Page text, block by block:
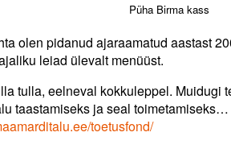
Püha Birma kass
olen pidanud ajaraamatud aastast
leiad ülevalt menüüst.
tulla, eelneval kokkuleppel. Muidugi
taastamiseks ja seal toimetamiseks…
toetusfond/